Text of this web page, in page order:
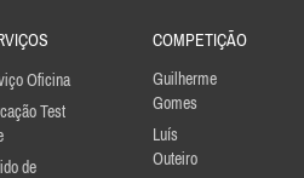
Oficina
Test
de
COMPETIÇÃO
Guilherme
Gomes
Luís
Outeiro